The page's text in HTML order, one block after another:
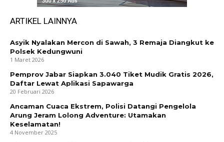
ARTIKEL LAINNYA
Asyik Nyalakan Mercon di Sawah, 3 Remaja Diangkut ke
Polsek Kedungwuni
1 Maret 2026
Pemprov Jabar Siapkan 3.040 Tiket Mudik Gratis 2026,
Daftar Lewat Aplikasi Sapawarga
20 Februari 2026
Ancaman Cuaca Ekstrem, Polisi Datangi Pengelola
Arung Jeram Lolong Adventure: Utamakan
Keselamatan!
4 November 2025